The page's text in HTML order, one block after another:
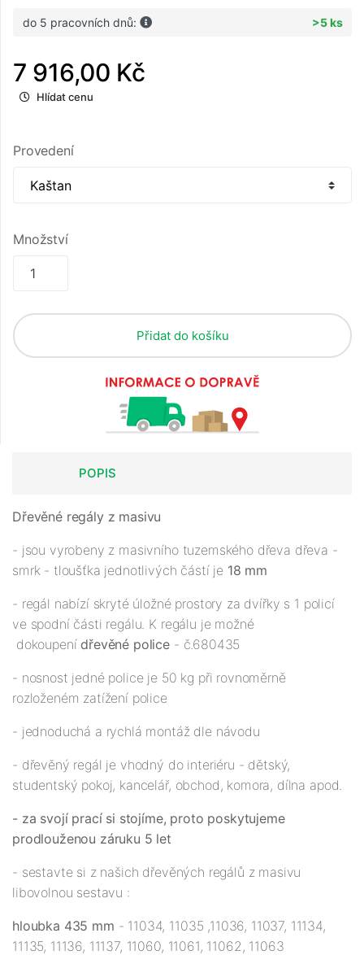
do 5 pracovních dnů: >5 ks
7 916,00 Kč
Hlídat cenu
Provedení
Množství
Přidat do košíku
POPIS
Dřevěné regály z masivu
- jsou vyrobeny z masivního tuzemského dřeva dřeva -
smrk - tloušťka jednotlivých částí je 18 mm
- regál nabízí skryté úložné prostory za dvířky s 1 policí
ve spodní části regálu. K regálu je možné
dokoupení dřevěné police - č.680435
- nosnost jedné police je 50 kg při rovnoměrně
rozloženém zatížení police
- jednoduchá a rychlá montáž dle návodu
- dřevěný regál je vhodný do interiéru - dětský,
studentský pokoj, kancelář, obchod, komora, dílna apod.
- za svojí prací si stojíme, proto poskytujeme
prodlouženou záruku 5 let
- sestavte si z našich dřevěných regálů z masivu
libovolnou sestavu :
hloubka 435 mm - 11034, 11035 ,11036, 11037, 11134,
11135, 11136, 11137, 11060, 11061, 11062, 11063